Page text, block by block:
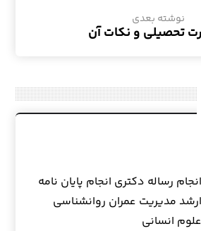
نوشته بعدی
تحصیلی و نکات آن
انجام رساله دکتری انجام پایان نامه
ارشد مدیریت عمران روانشناسی
علوم انسانی